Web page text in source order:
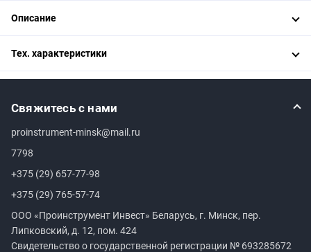
Описание
Тех. характеристики
Свяжитесь с нами
proinstrument-minsk@mail.ru
7798
+375 (29) 657-77-98
+375 (29) 765-57-74
ООО «Проинструмент Инвест» Беларусь, г. Минск, пер.
Липковский, д. 12, пом. 424
Свидетельство о государственной регистрации № 693285672